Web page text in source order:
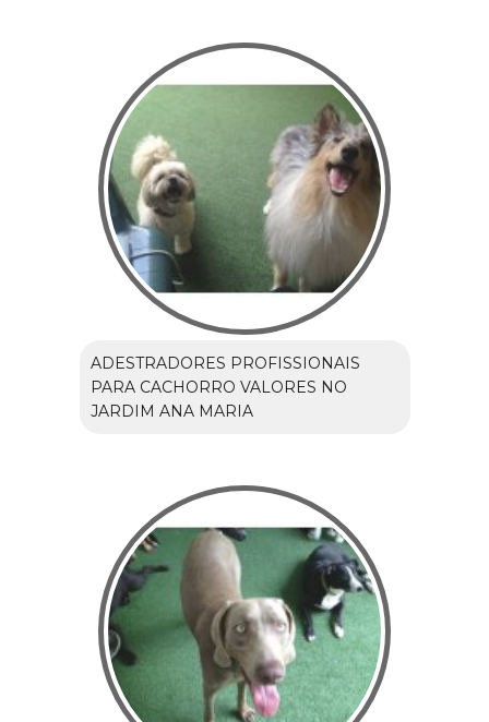
ADESTRADORES PROFISSIONAIS
PARA CACHORRO VALORES NO
JARDIM ANA MARIA